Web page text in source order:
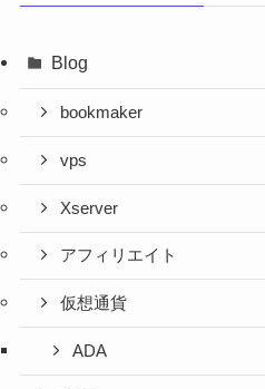
Blog
bookmaker
vps
Xserver
アフィリエイト
仮想通貨
ADA